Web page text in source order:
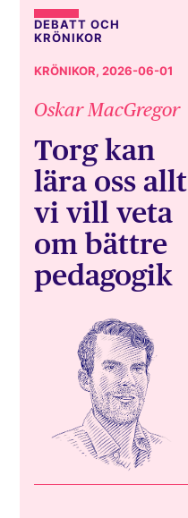
DEBATT OCH
KRÖNIKOR
KRÖNIKOR, 2026-06-01
Oskar MacGregor
Torg kan
lära oss allt
vi vill veta
om bättre
pedagogik